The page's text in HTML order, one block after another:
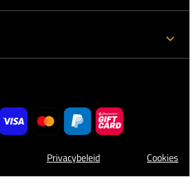
Privacybeleid Cookies